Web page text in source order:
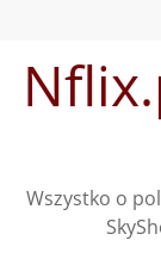
treści
Wszystko o